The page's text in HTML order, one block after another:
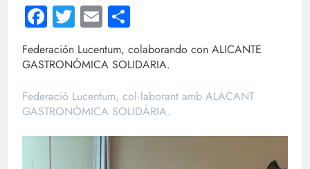
Facebook
Twitter
Email
Federación Lucentum, colaborando con ALICANTE
GASTRONÓMICA SOLIDARIA.
Federació Lucentum, col·laborant amb ALACANT
GASTRONÒMICA SOLIDÀRIA.